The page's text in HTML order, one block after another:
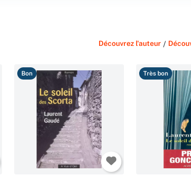
Découvrez l'auteur /
Bon Très bon